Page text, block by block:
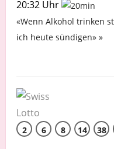
20:32 Uhr
«Wenn Alkohol trinken
ich heute sündigen» »
2 6 8 14 38